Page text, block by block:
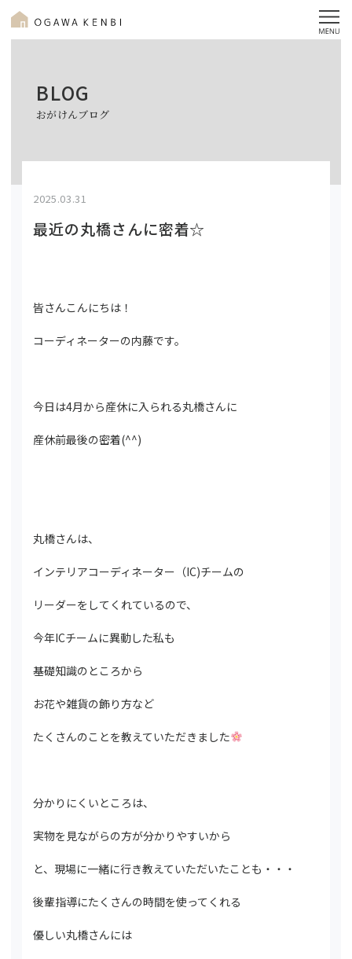
BLOG
おがけんブログ
2025.03.31
最近の丸橋さんに密着☆
皆さんこんにちは！
コーディネーターの内藤です。
今日は4月から産休に入られる丸橋さんに
産休前最後の密着(^^)
丸橋さんは、
インテリアコーディネーター（IC)チームの
リーダーをしてくれているので、
今年ICチームに異動した私も
基礎知識のところから
お花や雑貨の飾り方など
たくさんのことを教えていただきました
分かりにくいところは、
実物を見ながらの方が分かりやすいから
と、現場に一緒に行き教えていただいたことも・・・
後輩指導にたくさんの時間を使ってくれる
優しい丸橋さんには